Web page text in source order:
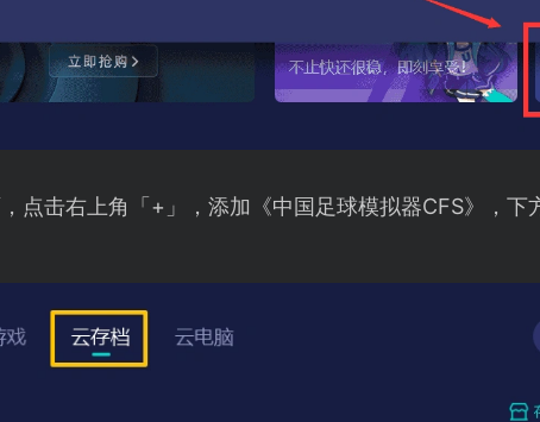
点击右上角「+」，添加《中国足球模拟器CFS》，下